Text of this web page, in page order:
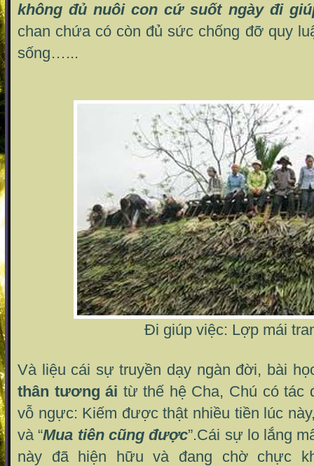
không đủ nuôi con cứ suốt ngày đi
chan chứa có còn đủ sức chống đỡ quy
sống…...
Đi giúp việc: Lợp mái
Và liệu cái sự truyền dạy ngàn đời, bài
thân tương ái từ thế hệ Cha, Chú có tác
vỗ ngực: Kiếm được thật nhiều tiền lúc
và “Mua tiên cũng được”.Cái sự lo lắng
này đã hiện hữu và đang chờ chực